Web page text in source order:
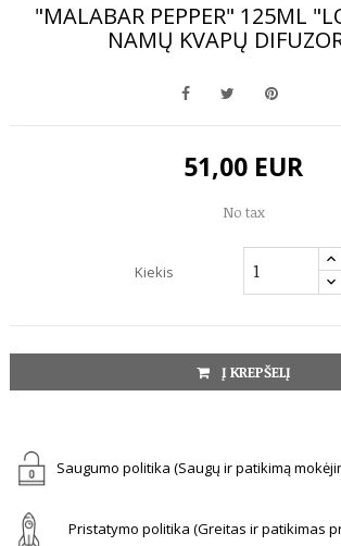
"MALABAR PEPPER" 125ML
NAMŲ KVAPŲ
51,00 EUR
No tax
Kiekis
Į KREPŠELĮ
Saugumo politika (Saugų ir patikimą
Pristatymo politika (Greitas ir patikimas